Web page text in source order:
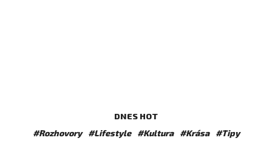
DNES HOT
#Rozhovory
#Lifestyle #Kultura #Krása #Tipy